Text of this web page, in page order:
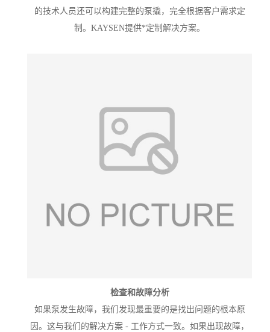
的技术人员还可以构建完整的泵撬，完全根据客户需求定
制。KAYSEN提供*定制解决方案。
检查和故障分析
如果泵发生故障，我们发现最重要的是找出问题的根本原
因。这与我们的解决方案 - 工作方式一致。如果出现故障，